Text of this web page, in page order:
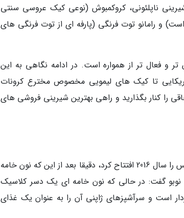
ناپلئونی، کروکمبوش (نوعی کیک عروسی سنتی
و رامانو توت فرنگی (پارفه ای از توت فرنگی های
فعال تر از همواره است. در ادامه نگاهی به این
تا کیک های لیمویی مخصوص مخترع کرونات
را کنار بگذارید و راهی بهترین شیرینی فروشی های
Nobu Matsuhisa سرآشپز مشهور ژاپنی اولین رستورانش در شهر پاریس را سال 2016 افتتاح کرد، دقیقا بعد از این که نون خامه
گفت: در حالی که نون خامه ای یک دسر کلاسیک
است و سرآشپزهای ژاپنی آن را به عنوان یک غذای